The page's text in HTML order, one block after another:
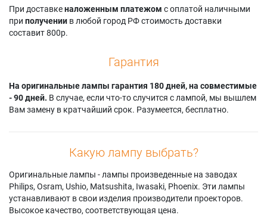
При доставкеналоженным платежом с оплатой наличными
при получении в любой город РФ стоимость доставки
составит 800р.
Гарантия
На оригинальные лампы гарантия 180 дней, на совместимые
- 90 дней. В случае, если что-то случится с лампой, мы вышлем
Вам замену в кратчайший срок. Разумеется, бесплатно.
Какую лампу выбрать?
Оригинальные лампы - лампы произведенные на заводах
Philips, Osram, Ushio, Matsushita, Iwasaki, Phoenix. Эти лампы
устанавливают в свои изделия производители проекторов.
Высокое качество, соответствующая цена.